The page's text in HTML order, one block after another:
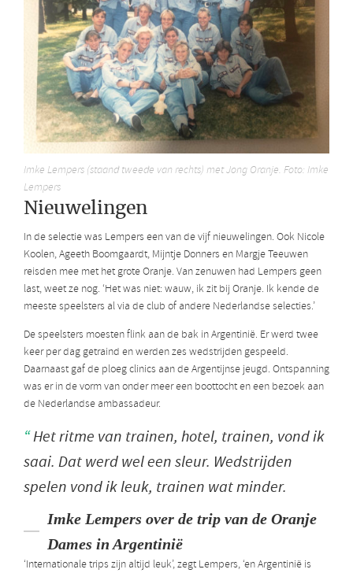
Imke Lempers (staand tweede van rechts) met Jong Oranje. Foto: Imke
Lempers
Nieuwelingen
In de selectie was Lempers een van de vijf nieuwelingen. Ook Nicole
Koolen, Ageeth Boomgaardt, Mijntje Donners en Margje Teeuwen
reisden mee met het grote Oranje. Van zenuwen had Lempers geen
last, weet ze nog. ‘Het was niet: wauw, ik zit bij Oranje. Ik kende de
meeste speelsters al via de club of andere Nederlandse selecties.’
De speelsters moesten flink aan de bak in Argentinië. Er werd twee
keer per dag getraind en werden zes wedstrijden gespeeld.
Daarnaast gaf de ploeg clinics aan de Argentijnse jeugd. Ontspanning
was er in de vorm van onder meer een boottocht en een bezoek aan
de Nederlandse ambassadeur.
Het ritme van trainen, hotel, trainen, vond ik
saai. Dat werd wel een sleur. Wedstrijden
spelen vond ik leuk, trainen wat minder.
Imke Lempers over de trip van de Oranje
Dames in Argentinië
‘Internationale trips zijn altijd leuk’, zegt Lempers, ‘en Argentinië is